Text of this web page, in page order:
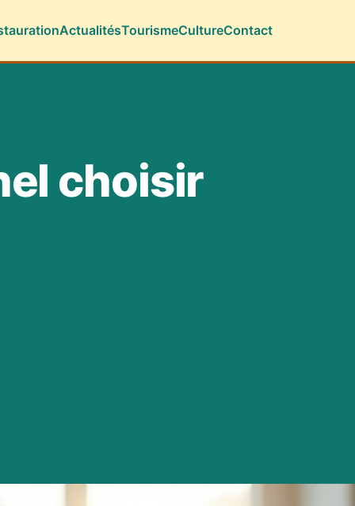
ActualitésTourismeCultureContact
choisir